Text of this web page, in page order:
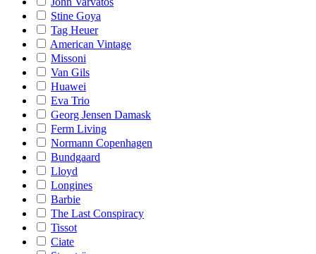
Stine Goya
Tag Heuer
American Vintage
Missoni
Van Gils
Huawei
Eva Trio
Georg Jensen Damask
Ferm Living
Normann Copenhagen
Bundgaard
Lloyd
Longines
Barbie
The Last Conspiracy
Tissot
Ciate